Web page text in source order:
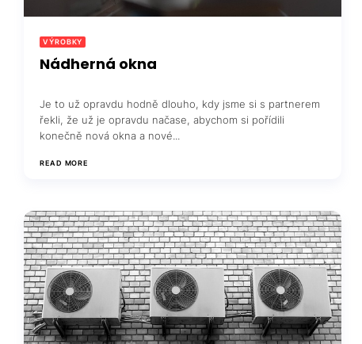
VÝROBKY
Nádherná okna
Je to už opravdu hodně dlouho, kdy jsme si s partnerem
řekli, že už je opravdu načase, abychom si pořídili
konečně nová okna a nové...
READ MORE